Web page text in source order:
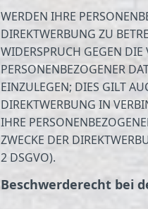
WERDEN IHRE
DIREKTWERBUNG ZU
WIDERSPRUCH GEGEN DIE
PERSONENBEZOGENER
EINZULEGEN; DIES GILT
DIREKTWERBUNG IN
IHRE
ZWECKE DER
2 DSGVO).
Beschwerde­recht bei